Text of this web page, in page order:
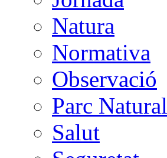
Natura
Normativa
Observació
Parc Natural
Salut